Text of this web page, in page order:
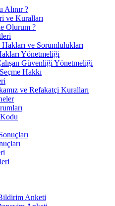
Alınır ?
ve Kuralları
Olurum ?
Hakları ve Sorumlulukları
Yönetmeliği
Güvenliği Yönetmeliği
Hakkı
ve Refakatçi Kuralları
Anketi